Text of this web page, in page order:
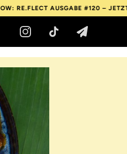
AUSGABE #120 – JETZT